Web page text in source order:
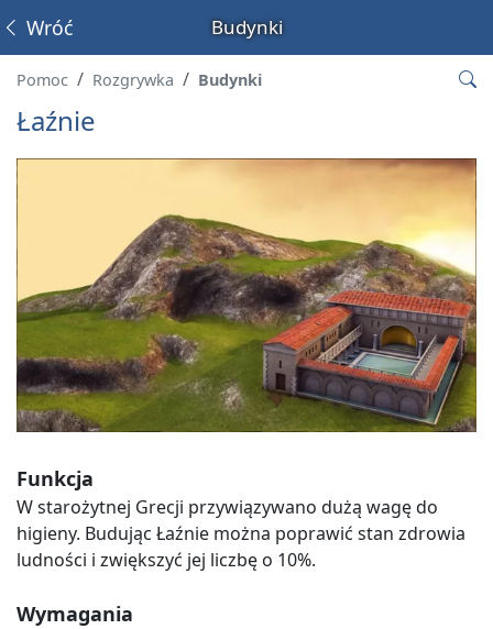
Budynki
Wróć
Pomoc Rozgrywka Budynki
Łaźnie
Funkcja
W starożytnej Grecji przywiązywano dużą wagę do
higieny. Budując Łaźnie można poprawić stan zdrowia
ludności i zwiększyć jej liczbę o 10%.
Wymagania